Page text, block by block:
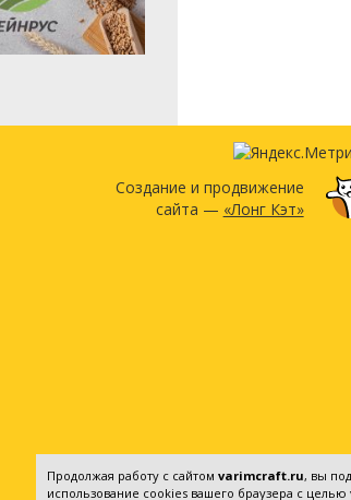
Создание и продвижение
сайта — «Лонг Кэт»
Продолжая работу с сайтом varimcraft.ru, вы
использование cookies вашего браузера с целью